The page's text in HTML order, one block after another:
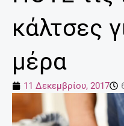
κάλτσες
μέρα
11 Δεκεμβρίου, 2017